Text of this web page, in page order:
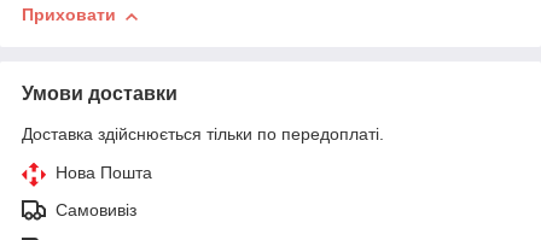
Приховати
Умови доставки
Доставка здійснюється тільки по передоплаті.
Нова Пошта
Самовивіз